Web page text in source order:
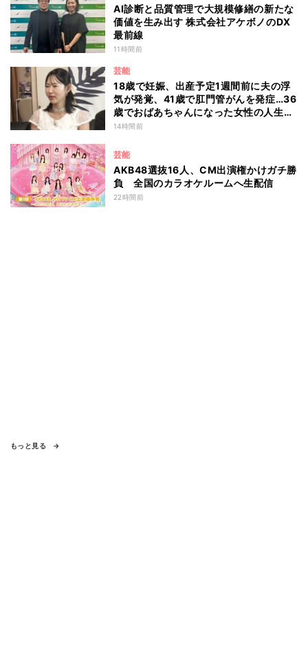
AI診断と品質管理で大規模修繕の新たな
価値を生み出す 株式会社アケボノのDX
最前線
11時間前
芸能
18歳で妊娠、出産予定1週間前に夫の浮
気が発覚、41歳で肛門管がんを発症…36
歳でおばあちゃんになった女性の人生に
島田珠代も思わず涙 『愛のハイエナ
14時間前
芸能
AKB48選抜16人、CM出演権かけガチ勝
負 全国のカラオケルームへ生配信
22時間前
もっと見る